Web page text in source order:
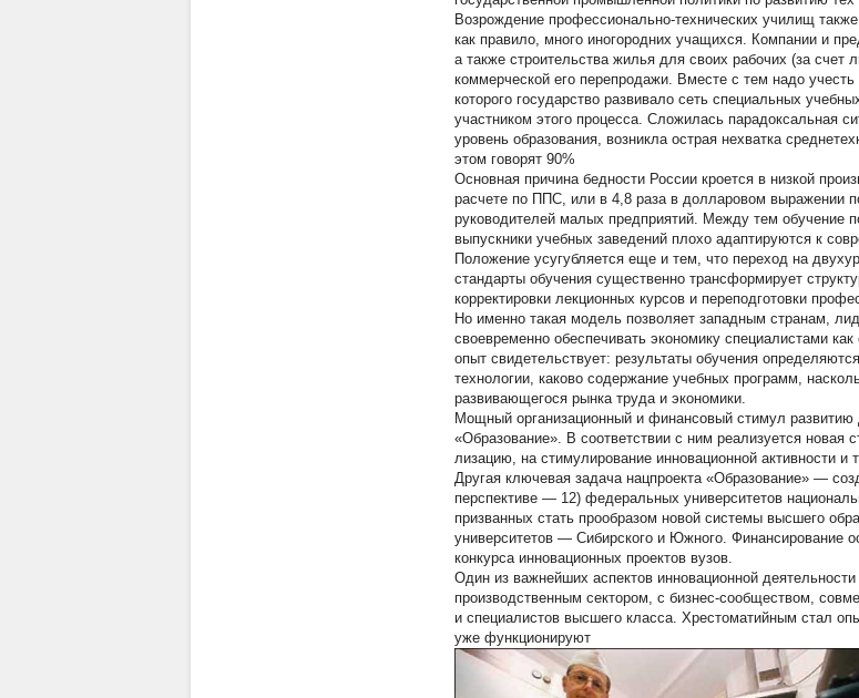
Возрождение профессионально-технических училищ
как правило, много иногородних учащихся. Компании и
а также строительства жилья для своих рабочих (за счет
коммерческой его перепродажи. Вместе с тем надо
которого государство развивало сеть специальных
участником этого процесса. Сложилась парадоксальная
уровень образования, возникла острая нехватка
этом говорят 90%
Основная причина бедности России кроется в низкой
расчете по ППС, или в 4,8 раза в долларовом выражении
руководителей малых предприятий. Между тем обучение
выпускники учебных заведений плохо адаптируются к
Положение усугубляется еще и тем, что переход на
стандарты обучения существенно трансформирует
корректировки лекционных курсов и переподготовки
Но именно такая модель позволяет западным странам,
своевременно обеспечивать экономику специалистами
опыт свидетельствует: результаты обучения
технологии, каково содержание учебных программ,
развивающегося рынка труда и экономики.
Мощный организационный и финансовый стимул развитию
«Образование». В соответствии с ним реализуется
лизацию, на стимулирование инновационной активности и
Другая ключевая задача нацпроекта «Образование» —
перспективе — 12) федеральных университетов
призванных стать прообразом новой системы высшего
университетов — Сибирского и Южного. Финансирование
конкурса инновационных проектов вузов.
Один из важнейших аспектов инновационной
производственным сектором, с бизнес-сообществом,
и специалистов высшего класса. Хрестоматийным
уже функционируют